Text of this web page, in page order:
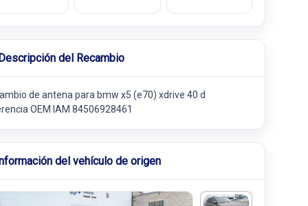
del Recambio
de antena para bmw x5 (e70) xdrive 40 d
OEM IAM 84506928461
del vehículo de origen